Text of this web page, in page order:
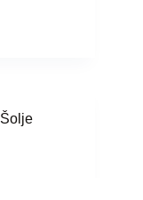
Šolje